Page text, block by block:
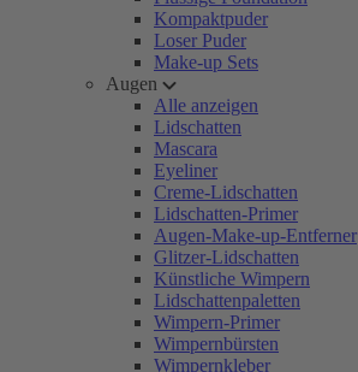
Kompaktpuder
Loser Puder
Make-up Sets
Augen
Alle anzeigen
Lidschatten
Mascara
Eyeliner
Creme-Lidschatten
Lidschatten-Primer
Augen-Make-up-Entferner
Glitzer-Lidschatten
Künstliche Wimpern
Lidschattenpaletten
Wimpern-Primer
Wimpernbürsten
Wimpernkleber